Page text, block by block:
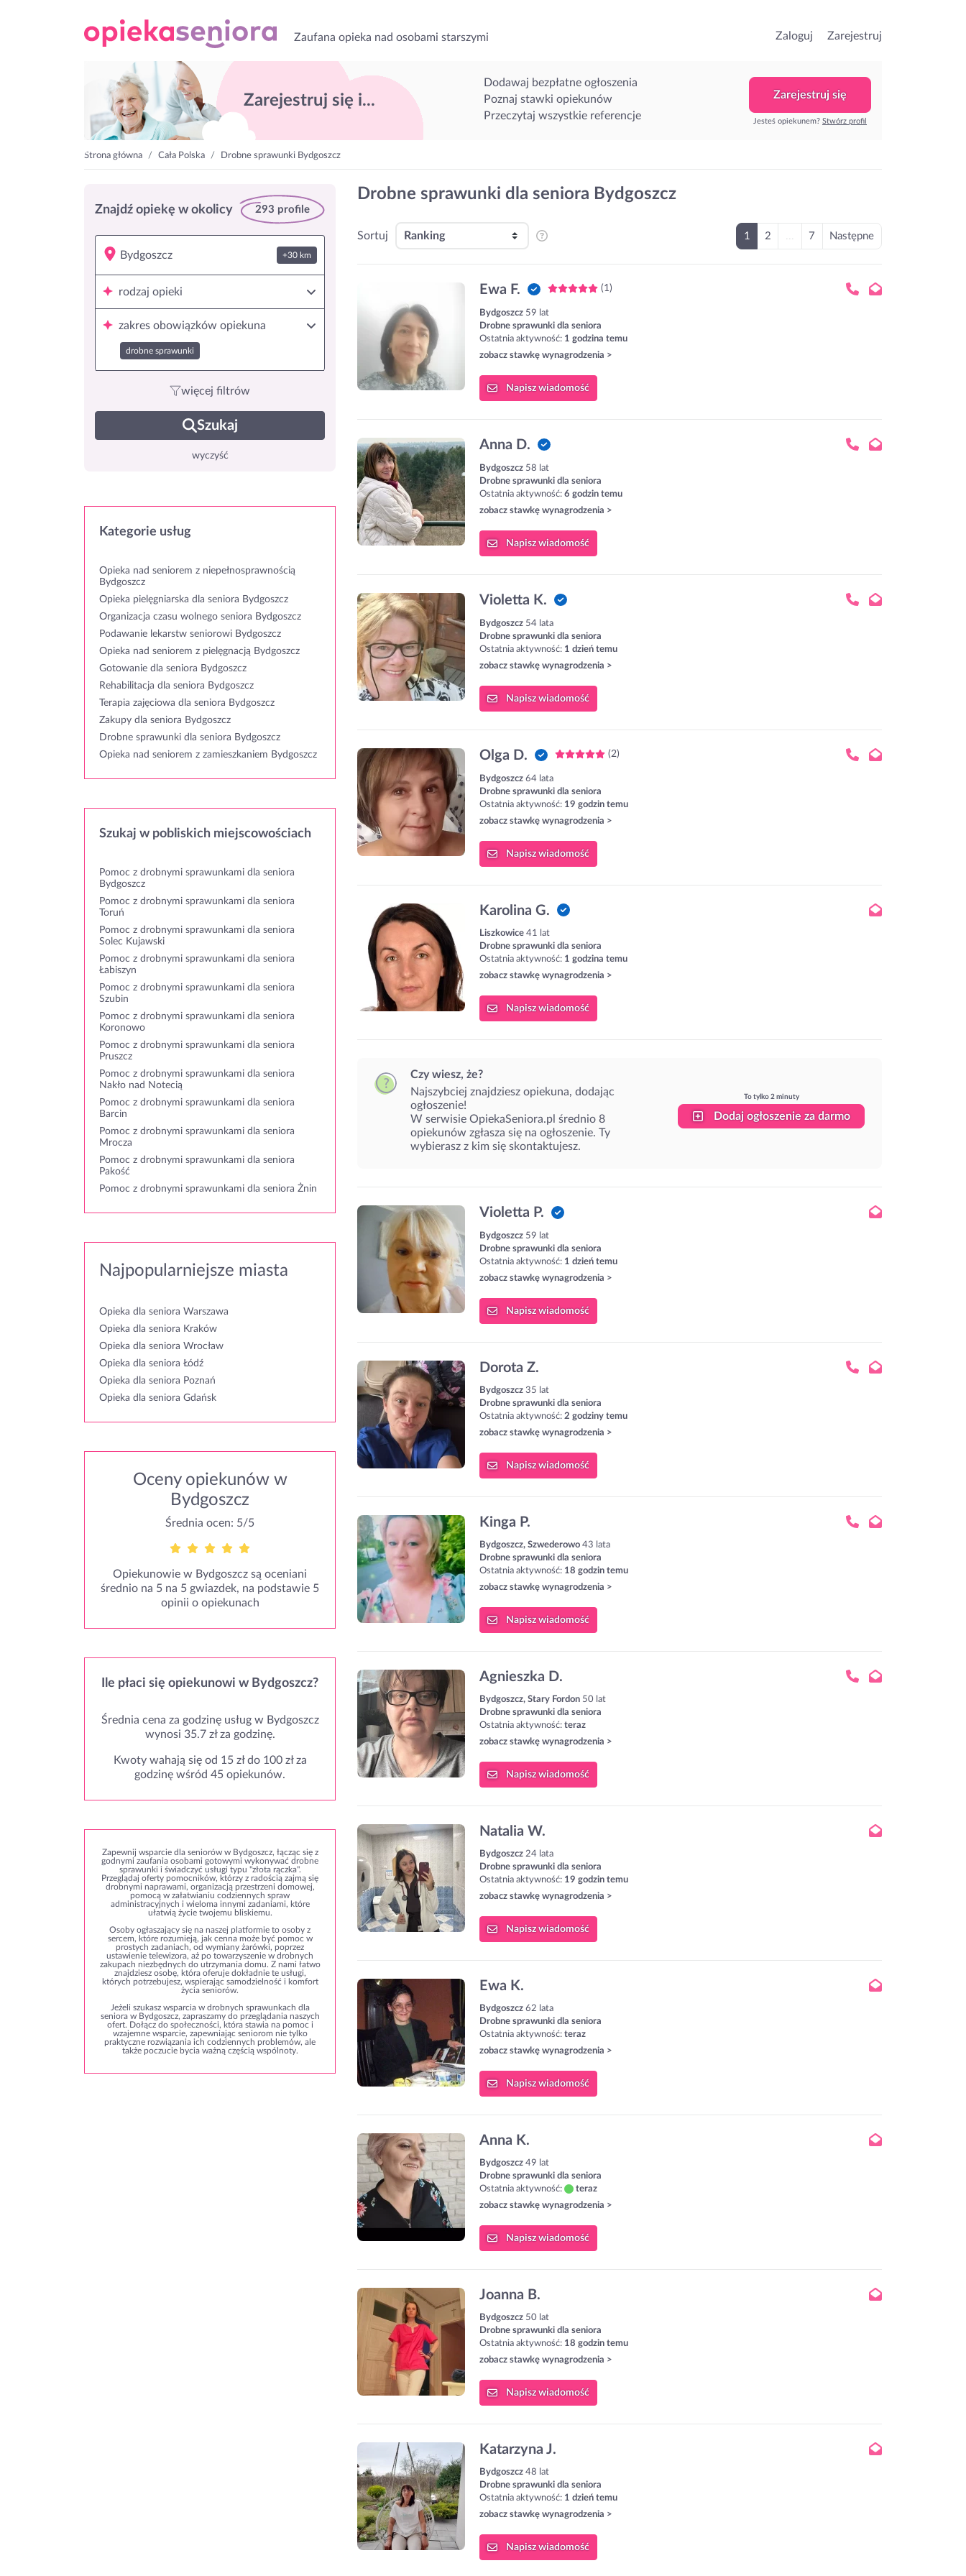
Zaufana opieka nad osobami starszymi Zaloguj Zarejestruj
Zarejestruj się i...
Dodawaj bezpłatne ogłoszenia
Poznaj stawki opiekunów
Przeczytaj wszystkie referencje
Zarejestruj się
Jesteś opiekunem? Stwórz profil
Strona główna Cała Polska Drobne sprawunki Bydgoszcz
Znajdź opiekę w okolicy 293 profile
+30 km
rodzaj opieki
zakres obowiązków opiekuna
drobne sprawunki
więcej filtrów
Szukaj
wyczyść
Kategorie usług
Opieka nad seniorem z niepełnosprawnością
Bydgoszcz
Opieka pielęgniarska dla seniora Bydgoszcz
Organizacja czasu wolnego seniora Bydgoszcz
Podawanie lekarstw seniorowi Bydgoszcz
Opieka nad seniorem z pielęgnacją Bydgoszcz
Gotowanie dla seniora Bydgoszcz
Rehabilitacja dla seniora Bydgoszcz
Terapia zajęciowa dla seniora Bydgoszcz
Zakupy dla seniora Bydgoszcz
Drobne sprawunki dla seniora Bydgoszcz
Opieka nad seniorem z zamieszkaniem Bydgoszcz
Szukaj w pobliskich miejscowościach
Pomoc z drobnymi sprawunkami dla seniora
Bydgoszcz
Pomoc z drobnymi sprawunkami dla seniora
Toruń
Pomoc z drobnymi sprawunkami dla seniora
Solec Kujawski
Pomoc z drobnymi sprawunkami dla seniora
Łabiszyn
Pomoc z drobnymi sprawunkami dla seniora
Szubin
Pomoc z drobnymi sprawunkami dla seniora
Koronowo
Pomoc z drobnymi sprawunkami dla seniora
Pruszcz
Pomoc z drobnymi sprawunkami dla seniora
Nakło nad Notecią
Pomoc z drobnymi sprawunkami dla seniora
Barcin
Pomoc z drobnymi sprawunkami dla seniora
Mrocza
Pomoc z drobnymi sprawunkami dla seniora
Pakość
Pomoc z drobnymi sprawunkami dla seniora Żnin
Najpopularniejsze miasta
Opieka dla seniora Warszawa
Opieka dla seniora Kraków
Opieka dla seniora Wrocław
Opieka dla seniora Łódź
Opieka dla seniora Poznań
Opieka dla seniora Gdańsk
Oceny opiekunów w
Bydgoszcz
Średnia ocen: 5/5
Opiekunowie w Bydgoszcz są oceniani
średnio na 5 na 5 gwiazdek, na podstawie 5
opinii o opiekunach
Ile płaci się opiekunowi w Bydgoszcz?
Średnia cena za godzinę usług w Bydgoszcz
wynosi 35.7 zł za godzinę.
Kwoty wahają się od 15 zł do 100 zł za
godzinę wśród 45 opiekunów.
Zapewnij wsparcie dla seniorów w Bydgoszcz, łącząc się z
godnymi zaufania osobami gotowymi wykonywać drobne
sprawunki i świadczyć usługi typu "złota rączka".
Przeglądaj oferty pomocników, którzy z radością zajmą się
drobnymi naprawami, organizacją przestrzeni domowej,
pomocą w załatwianiu codziennych spraw
administracyjnych i wieloma innymi zadaniami, które
ułatwią życie twojemu bliskiemu.
Osoby ogłaszający się na naszej platformie to osoby z
sercem, które rozumieją, jak cenna może być pomoc w
prostych zadaniach, od wymiany żarówki, poprzez
ustawienie telewizora, aż po towarzyszenie w drobnych
zakupach niezbędnych do utrzymania domu. Z nami łatwo
znajdziesz osobę, która oferuje dokładnie te usługi,
których potrzebujesz, wspierając samodzielność i komfort
życia seniorów.
Jeżeli szukasz wsparcia w drobnych sprawunkach dla
seniora w Bydgoszcz, zapraszamy do przeglądania naszych
ofert. Dołącz do społeczności, która stawia na pomoc i
wzajemne wsparcie, zapewniając seniorom nie tylko
praktyczne rozwiązania ich codziennych problemów, ale
także poczucie bycia ważną częścią wspólnoty.
Drobne sprawunki dla seniora Bydgoszcz
Sortuj 1 2 7 Następne
Ewa F. (1)
Bydgoszcz 59 lat
Drobne sprawunki dla seniora
Ostatnia aktywność: 1 godzina temu
zobacz stawkę wynagrodzenia >
Napiszwiadomość
Anna D.
Bydgoszcz 58 lat
Drobne sprawunki dla seniora
Ostatnia aktywność: 6 godzin temu
zobacz stawkę wynagrodzenia >
Napiszwiadomość
Violetta K.
Bydgoszcz 54 lata
Drobne sprawunki dla seniora
Ostatnia aktywność: 1 dzień temu
zobacz stawkę wynagrodzenia >
Napiszwiadomość
Olga D. (2)
Bydgoszcz 64 lata
Drobne sprawunki dla seniora
Ostatnia aktywność: 19 godzin temu
zobacz stawkę wynagrodzenia >
Napiszwiadomość
Karolina G.
Liszkowice 41 lat
Drobne sprawunki dla seniora
Ostatnia aktywność: 1 godzina temu
zobacz stawkę wynagrodzenia >
Napiszwiadomość
Czy wiesz, że?
Najszybciej znajdziesz opiekuna, dodając
ogłoszenie!
W serwisie OpiekaSeniora.pl średnio 8
opiekunów zgłasza się na ogłoszenie. Ty
wybierasz z kim się skontaktujesz.
To tylko 2 minuty
Dodaj ogłoszenie za darmo
Violetta P.
Bydgoszcz 59 lat
Drobne sprawunki dla seniora
Ostatnia aktywność: 1 dzień temu
zobacz stawkę wynagrodzenia >
Napiszwiadomość
Dorota Z.
Bydgoszcz 35 lat
Drobne sprawunki dla seniora
Ostatnia aktywność: 2 godziny temu
zobacz stawkę wynagrodzenia >
Napiszwiadomość
Kinga P.
Bydgoszcz, Szwederowo 43 lata
Drobne sprawunki dla seniora
Ostatnia aktywność: 18 godzin temu
zobacz stawkę wynagrodzenia >
Napiszwiadomość
Agnieszka D.
Bydgoszcz, Stary Fordon 50 lat
Drobne sprawunki dla seniora
Ostatnia aktywność: teraz
zobacz stawkę wynagrodzenia >
Napiszwiadomość
Natalia W.
Bydgoszcz 24 lata
Drobne sprawunki dla seniora
Ostatnia aktywność: 19 godzin temu
zobacz stawkę wynagrodzenia >
Napiszwiadomość
Ewa K.
Bydgoszcz 62 lata
Drobne sprawunki dla seniora
Ostatnia aktywność: teraz
zobacz stawkę wynagrodzenia >
Napiszwiadomość
Anna K.
Bydgoszcz 49 lat
Drobne sprawunki dla seniora
Ostatnia aktywność:
teraz
zobacz stawkę wynagrodzenia >
Napiszwiadomość
Joanna B.
Bydgoszcz 50 lat
Drobne sprawunki dla seniora
Ostatnia aktywność: 18 godzin temu
zobacz stawkę wynagrodzenia >
Napiszwiadomość
Katarzyna J.
Bydgoszcz 48 lat
Drobne sprawunki dla seniora
Ostatnia aktywność: 1 dzień temu
zobacz stawkę wynagrodzenia >
Napiszwiadomość